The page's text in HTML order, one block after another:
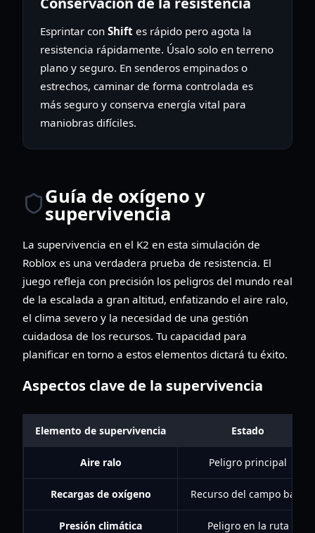
Esprintar con Shift es rápido pero agota la
resistencia rápidamente. Úsalo solo en terreno
plano y seguro. En senderos empinados o
estrechos, caminar de forma controlada es
más seguro y conserva energía vital para
maniobras difíciles.
Guía de oxígeno y
supervivencia
La supervivencia en el K2 en esta simulación de
Roblox es una verdadera prueba de resistencia. El
juego refleja con precisión los peligros del mundo real
de la escalada a gran altitud, enfatizando el aire ralo,
el clima severo y la necesidad de una gestión
cuidadosa de los recursos. Tu capacidad para
planificar en torno a estos elementos dictará tu éxito.
Aspectos clave de la supervivencia
Elemento de supervivencia Estado
Aire ralo Peligro principal
Recargas de oxígeno Recurso del campo base
Presión climática Peligro en la ruta